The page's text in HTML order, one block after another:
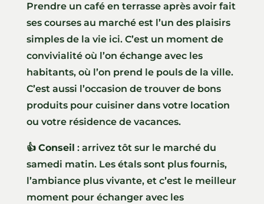
Prendre un café en terrasse après avoir fait
ses courses au marché est l’un des plaisirs
simples de la vie ici. C’est un moment de
convivialité où l’on échange avec les
habitants, où l’on prend le pouls de la ville.
C’est aussi l’occasion de trouver de bons
produits pour cuisiner dans votre location
ou votre résidence de vacances.
👍 Conseil : arrivez tôt sur le marché du
samedi matin. Les étals sont plus fournis,
l’ambiance plus vivante, et c’est le meilleur
moment pour échanger avec les